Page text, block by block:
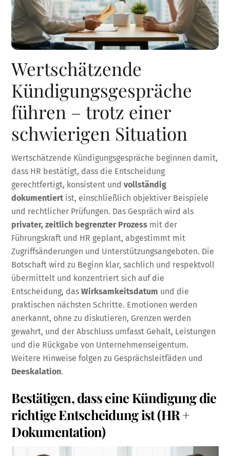
Wertschätzende
Kündigungsgespräche
führen – trotz einer
schwierigen Situation
Wertschätzende Kündigungsgespräche beginnen damit,
dass HR bestätigt, dass die Entscheidung
gerechtfertigt, konsistent undvollständig
dokumentiert ist, einschließlich objektiver Beispiele
und rechtlicher Prüfungen. Das Gespräch wird als
privater, zeitlich begrenzter Prozess mit der
Führungskraft und HR geplant, abgestimmt mit
Zugriffsänderungen und Unterstützungsangeboten. Die
Botschaft wird zu Beginn klar, sachlich und respektvoll
übermittelt und konzentriert sich auf die
Entscheidung, dasWirksamkeitsdatum und die
praktischen nächsten Schritte. Emotionen werden
anerkannt, ohne zu diskutieren, Grenzen werden
gewahrt, und der Abschluss umfasst Gehalt, Leistungen
und die Rückgabe von Unternehmenseigentum.
Weitere Hinweise folgen zu Gesprächsleitfäden und
Deeskalation.
Bestätigen, dass eine Kündigung die
richtige Entscheidung ist (HR +
Dokumentation)